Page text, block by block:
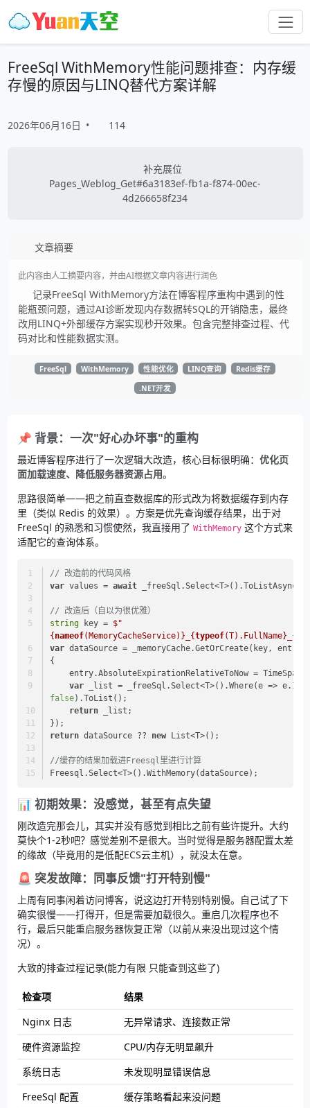
FreeSql WithMemory性能问题排查：内存缓
存慢的原因与LINQ替代方案详解
2026年06月16日 • 114
补充展位
Pages_Weblog_Get#6a3183ef-fb1a-f874-00ec-
4d266658f234
文章摘要
此内容由人工摘要内容，并由AI根据文章内容进行润色
记录FreeSql WithMemory方法在博客程序重构中遇到的性
能瓶颈问题，通过AI诊断发现内存数据转SQL的开销隐患，最终
改用LINQ+外部缓存方案实现秒开效果。包含完整排查过程、代
码对比和性能数据实测。
FreeSql WithMemory 性能优化 LINQ查询
Redis缓存
.NET开发
📌 背景：一次"好心办坏事"的重构
最近博客程序进行了一次逻辑大改造，核心目标很明确： 优化页
面加载速度、降低服务器资源占用。
思路很简单——把之前直查数据库的形式改为将数据缓存到内存
里（类似 Redis 的效果）。方案是优先查询缓存结果，出于对
FreeSql 的熟悉和习惯使然，我直接用了 WithMemory这个方式来
适配它的查询体系。
// 改造前的代码风格
var values = await
// 改造后（自以为很优雅）
string key = $"
{ nameof(MemoryCacheService)} {typeof(T).FullName} {
var dataSource = _memoryCache.GetOrCreate(key, entry
{
entry.AbsoluteExpirationRelativeToNow =
var
false).ToList();
return _list;
});
return dataSource ?? new List<T>();
//缓存的结果加载进Freesql里进行计算
Freesql.Select<T>().WithMemory(dataSource);
📊 初期效果：没感觉，甚至有点失望
刚改造完那会儿，其实并没有感觉到相比之前有些许提升。大约
莫快个1-2秒吧？感觉差别不是很大。当时觉得是服务器配置太差
的缘故（毕竟用的是低配ECS云主机），就没太在意。
🚨 突发故障：同事反馈"打开特别慢"
上周有同事闲着访问博客，说这边打开特别特别慢。自己试了下
确实很慢——打得开，但是需要加载很久。重启几次程序也不
行，最后只能重启服务器恢复正常（以前从来没出现过这个情
况）。
大致的排查过程记录(能力有限 只能查到这些了)
检查项
结果
Nginx 日志
无异常请求、连接数正常
硬件资源监控
CPU/内存无明显飙升
系统日志
未发现明显错误信息
FreeSql 配置
缓存策略看起来没问题